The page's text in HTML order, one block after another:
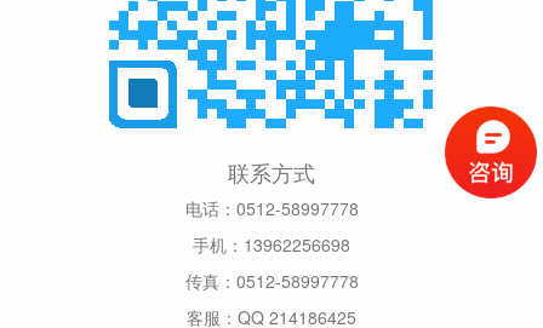
联系方式
电话：0512-58997778
手机：13962256698
传真：0512-58997778
客服：QQ 214186425